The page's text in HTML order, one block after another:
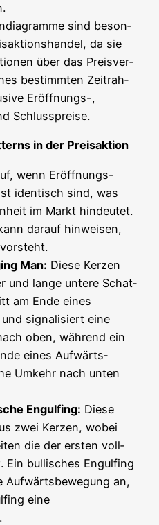
sind beson­
da sie
über das Preis­ver­
bestimm­ten Zeit­rah­
Eröff­nungs-,
Schlusspreise.
in der Preisaktion
wenn Eröff­nungs-
iden­tisch sind, was
im Markt hin­deu­tet.
dar­auf hin­wei­sen,
Man: Die­se Ker­zen
und lan­ge unte­re Schat­
am Ende eines
signa­li­siert eine
oben, wäh­rend ein
eines Auf­wärts­
Umkehr nach unten
Engul­fing: Die­se
zwei Ker­zen, wobei
die der ers­ten voll­
Ein bul­li­sches Engul­fing
Auf­wärts­be­we­gung an,
eine